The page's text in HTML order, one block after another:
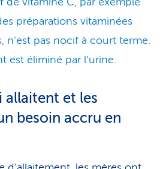
préparations vitaminées
n’est pas nocif à court terme.
est éliminé par l’urine.
allaitent et les
besoin accru en